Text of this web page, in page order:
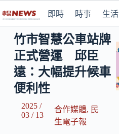
即時 時事 生活
竹市智慧公車站牌
正式營運 邱臣
遠：大幅提升候車
便利性
2025 /
03 / 13
合作媒體, 民
生電子報